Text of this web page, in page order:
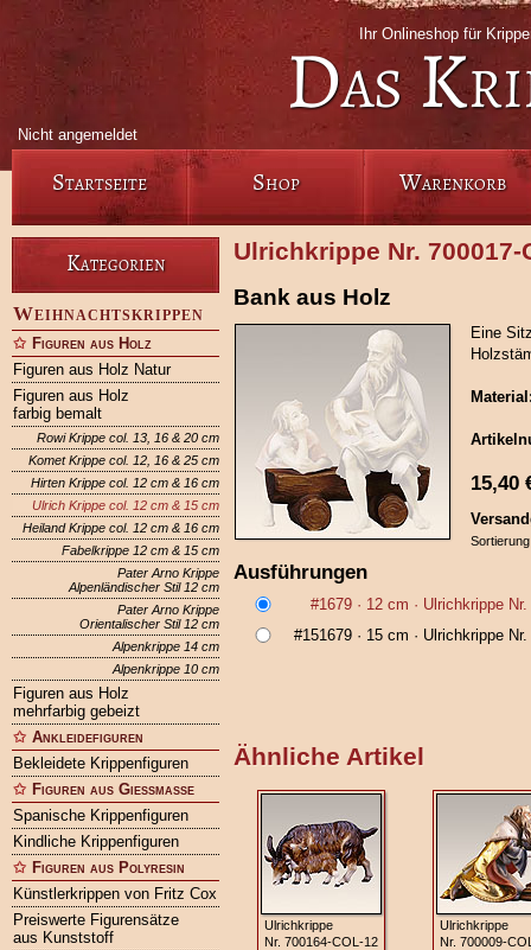
Ihr Onlineshop für
Das
Nicht angemeldet
Startseite Shop Warenkorb
Kategorien
Weihnachtskrippen
Figuren aus Holz
Figuren aus Holz Natur
Figuren aus Holz
farbig bemalt
Rowi Krippe col. 13, 16 & 20 cm
Komet Krippe col. 12, 16 & 25 cm
Hirten Krippe col. 12 cm & 16 cm
Ulrich Krippe col. 12 cm & 15 cm
Heiland Krippe col. 12 cm & 16 cm
Fabelkrippe 12 cm & 15 cm
Pater Arno Krippe
Alpenländischer Stil 12 cm
Pater Arno Krippe
Orientalischer Stil 12 cm
Alpenkrippe 14 cm
Alpenkrippe 10 cm
Figuren aus Holz
mehrfarbig gebeizt
Ankleidefiguren
Bekleidete Krippenfiguren
Figuren aus Gießmasse
Spanische Krippenfiguren
Kindliche Krippenfiguren
Figuren aus Polyresin
Künstlerkrippen von Fritz Cox
Preiswerte Figurensätze
aus Kunststoff
Ulrichkrippe Nr.
Bank aus Holz
Eine
15,40
Ausführungen
#1679 · 12 cm · Ulrichkrippe Nr.
#151679 · 15 cm · Ulrichkrippe Nr.
Ähnliche Artikel
Ulrichkrippe
Nr. 700164‑COL‑12
Ulrichkrippe
Nr.